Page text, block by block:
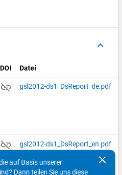
keyboard_arrow_up
DOI Datei
link_off gsl2012-ds1_DsReport_de.pdf
link_off gsl2012-ds1_DsReport_en.pdf
clear
auf Basis unserer
Dann teilen Sie uns diese